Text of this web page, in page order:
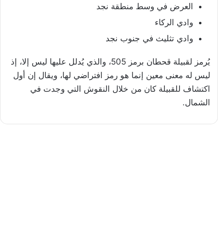
العرض في وسط منطقة نجد
‌وادي الركاء
وادي تثليث في جنوب نجد
يُرمز لقبيلة قحطان برمز 505، والذي يُدلل عليها ليس إلا، إذ
ليس له معنى معين إنما هو رمز افتراضي لها، ويقال إن أول
اكتشاف للقبيلة كان من خلال النقوش التي وجدت في
الشمال.